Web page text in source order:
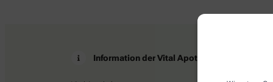
Information der Vital Apotheke